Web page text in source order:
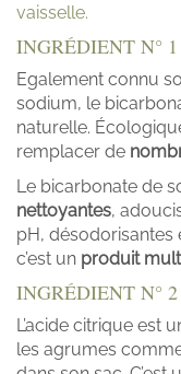
vaisselle.
INGRÉDIENT N°
Egalement connu
sodium, le
naturelle.
remplacer de
Le bicarbonate de
nettoyantes,
pH, désodorisantes
c’est un produit
INGRÉDIENT N°
L’acide citrique est
les agrumes